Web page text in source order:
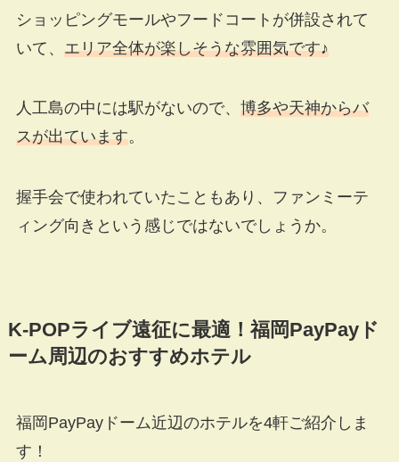
ショッピングモールやフードコートが併設されて
いて、 エリア全体が楽しそうな雰囲気です♪
人工島の中には駅がないので、 博多や天神からバ
スが出ています。
握手会で使われていたこともあり、ファンミーテ
ィング向きという感じではないでしょうか。
K-POPライブ遠征に最適！福岡 PayPayド
ーム周辺のおすすめホテル
福岡PayPayドーム近辺のホテルを4軒ご紹介しま
す！